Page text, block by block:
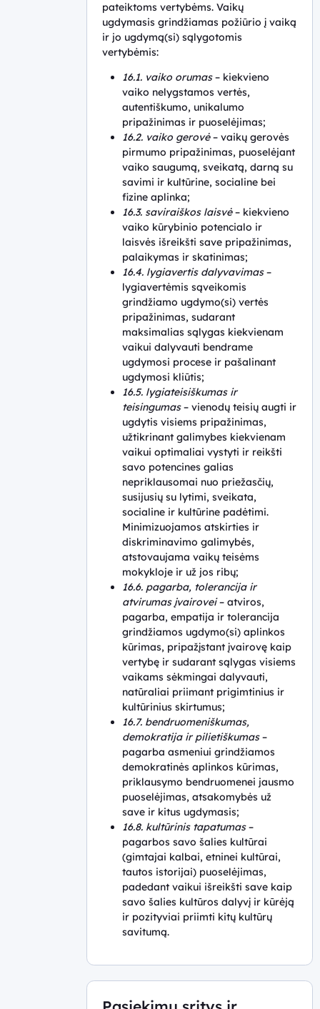
pateiktoms vertybėms. Vaikų
ugdymasis grindžiamas požiūrio į vaiką
ir jo ugdymą(si) sąlygotomis
vertybėmis:
16.1. vaiko orumas– kiekvieno
vaiko nelygstamos vertės,
autentiškumo, unikalumo
pripažinimas ir puoselėjimas;
16.2. vaiko gerovė– vaikų gerovės
pirmumo pripažinimas, puoselėjant
vaiko saugumą, sveikatą, darną su
savimi ir kultūrine, socialine bei
fizine aplinka;
16.3. saviraiškos laisvė– kiekvieno
vaiko kūrybinio potencialo ir
laisvės išreikšti save pripažinimas,
palaikymas ir skatinimas;
16.4. lygiavertis dalyvavimas–
lygiavertėmis sąveikomis
grindžiamo ugdymo(si) vertės
pripažinimas, sudarant
maksimalias sąlygas kiekvienam
vaikui dalyvauti bendrame
ugdymosi procese ir pašalinant
ugdymosi kliūtis;
16.5. lygiateisiškumas ir
teisingumas– vienodų teisių augti ir
ugdytis visiems pripažinimas,
užtikrinant galimybes kiekvienam
vaikui optimaliai vystyti ir reikšti
savo potencines galias
nepriklausomai nuo priežasčių,
susijusių su lytimi, sveikata,
socialine ir kultūrine padėtimi.
Minimizuojamos atskirties ir
diskriminavimo galimybės,
atstovaujama vaikų teisėms
mokykloje ir už jos ribų;
16.6. pagarba, tolerancija ir
atvirumas įvairovei– atviros,
pagarba, empatija ir tolerancija
grindžiamos ugdymo(si) aplinkos
kūrimas, pripažįstant įvairovę kaip
vertybę ir sudarant sąlygas visiems
vaikams sėkmingai dalyvauti,
natūraliai priimant prigimtinius ir
kultūrinius skirtumus;
16.7. bendruomeniškumas,
demokratija ir pilietiškumas–
pagarba asmeniui grindžiamos
demokratinės aplinkos kūrimas,
priklausymo bendruomenei jausmo
puoselėjimas, atsakomybės už
save ir kitus ugdymasis;
16.8. kultūrinis tapatumas–
pagarbos savo šalies kultūrai
(gimtajai kalbai, etninei kultūrai,
tautos istorijai) puoselėjimas,
padedant vaikui išreikšti save kaip
savo šalies kultūros dalyvį ir kūrėją
ir pozityviai priimti kitų kultūrų
savitumą.